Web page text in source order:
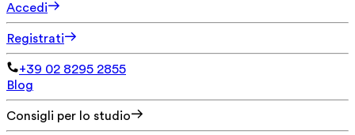
Accedi
Registrati
+39 02 8295 2855
Blog
Consigli per lo studio